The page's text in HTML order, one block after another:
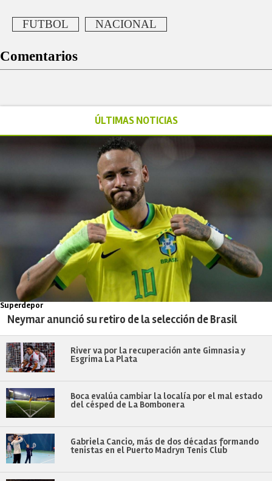
FUTBOL NACIONAL
Comentarios
ÚLTIMAS NOTICIAS
Superdepor
Neymar anunció su retiro de la selección de Brasil
River va por la recuperación ante Gimnasia y
Esgrima La Plata
Boca evalúa cambiar la localía por el mal estado
del césped de La Bombonera
Gabriela Cancio, más de dos décadas formando
tenistas en el Puerto Madryn Tenis Club